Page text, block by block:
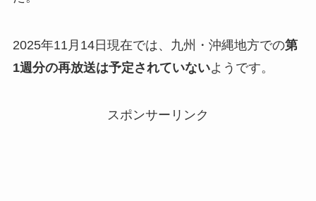
2025年11月14日現在では、九州・沖縄地方での第
1週分の再放送は予定されていないようです。
スポンサーリンク